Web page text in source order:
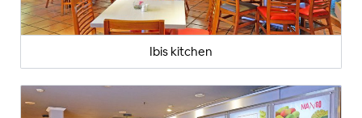
Ibis kitchen